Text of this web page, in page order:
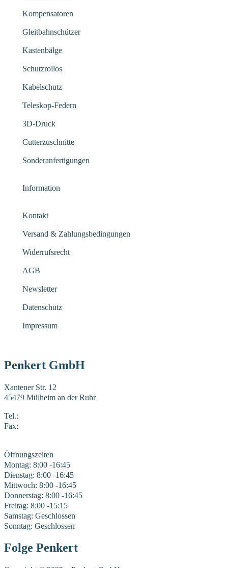
Kompensatoren
Gleitbahnschützer
Kastenbälge
Schutzrollos
Kabelschutz
Teleskop-Federn
3D-Druck
Cutterzuschnitte
Sonderanfertigungen
Information
Kontakt
Versand & Zahlungsbedingungen
Widerrufsrecht
AGB
Newsletter
Datenschutz
Impressum
Penkert GmbH
Xantener Str. 12
45479 Mülheim an der Ruhr
Tel.:
Fax:
Öffnungszeiten
Montag: 8:00 -16:45
Dienstag: 8:00 -16:45
Mittwoch: 8:00 -16:45
Donnerstag: 8:00 -16:45
Freitag: 8:00 -15:15
Samstag: Geschlossen
Sonntag: Geschlossen
Folge Penkert